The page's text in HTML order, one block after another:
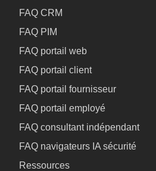
FAQ CRM
FAQ PIM
FAQ portail web
FAQ portail client
FAQ portail fournisseur
FAQ portail employé
FAQ consultant indépendant
FAQ navigateurs IA sécurité
Ressources